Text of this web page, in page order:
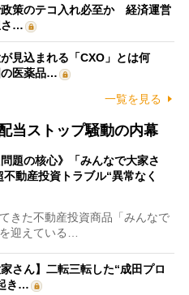
策のテコ入れ必至か 経済運営
さ…
見込まれる「CXO」とは何
医薬品…
一覧を見る
当ストップ騒動の内幕
問題の核心》「みんなで大家さ
動産投資トラブル“異常なく
きた不動産投資商品「みんなで
迎えている…
さん】二転三転した“成田プロ
き…